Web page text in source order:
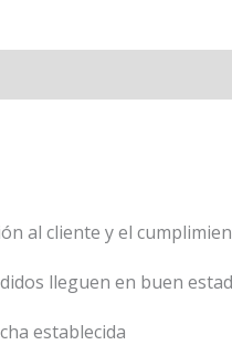
al cliente y el
lleguen en buen
establecida